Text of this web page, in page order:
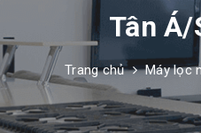
Tân Á/
Trang chủ Máy lọc